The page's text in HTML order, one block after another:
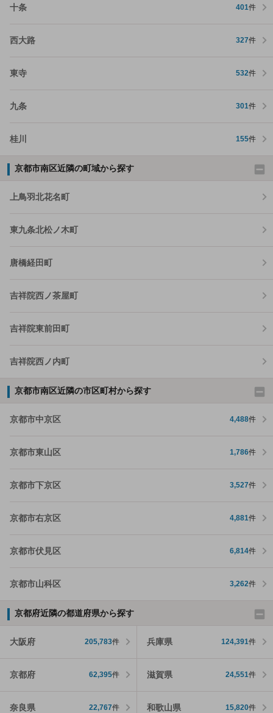
十条 401件
西大路 327件
東寺 532件
九条 301件
桂川 155件
京都市南区近隣の町域から探す
上鳥羽北花名町
東九条北松ノ木町
唐橋経田町
吉祥院西ノ茶屋町
吉祥院東前田町
吉祥院西ノ内町
京都市南区近隣の市区町村から探す
京都市中京区 4,488件
京都市東山区 1,786件
京都市下京区 3,527件
京都市右京区 4,881件
京都市伏見区 6,814件
京都市山科区 3,262件
京都府近隣の都道府県から探す
大阪府 205,783件 兵庫県 124,391件
京都府 62,395件 滋賀県 24,551件
奈良県 22,767件 和歌山県 15,820件